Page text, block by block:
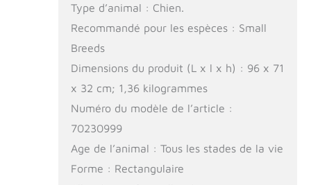
Type d’animal : Chien.
Recommandé pour les espèces : Small
Breeds
Dimensions du produit (L x l x h) : 96 x 71
x 32 cm; 1,36 kilogrammes
Numéro du modèle de l’article :
70230999
Age de l’animal : Tous les stades de la vie
Forme : Rectangulaire